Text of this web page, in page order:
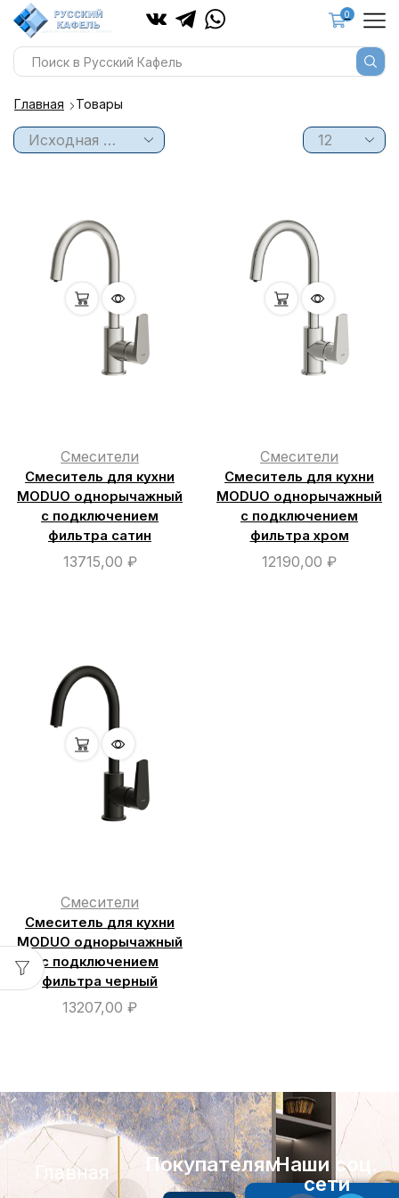
0
Главная Товары
Смесители
Смеситель для кухни
MODUO однорычажный
с подключением
фильтра сатин
13715,00 ₽
Смесители
Смеситель для кухни
MODUO однорычажный
с подключением
фильтра хром
12190,00 ₽
Смесители
Смеситель для кухни
MODUO однорычажный
с подключением
фильтра черный
13207,00 ₽
Главная
ПокупателямНаши соц.
сети